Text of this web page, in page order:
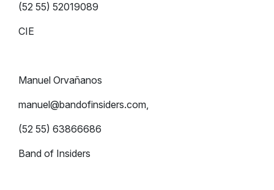
(52 55) 52019089
CIE
Manuel Orvañanos
manuel@bandofinsiders.com,
(52 55) 63866686
Band of Insiders